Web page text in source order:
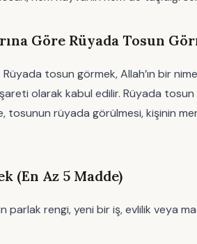
Göre Rüyada Tosun
Rüyada tosun görmek, Allah’ın bir
olarak kabul edilir. Rüyada
rüyada görülmesi, kişinin
(En Az 5 Madde)
parlak rengi, yeni bir iş, evlilik veya